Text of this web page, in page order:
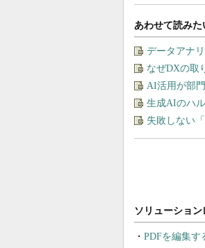
あわせて読みた
データアナ
なぜDXの取
AI活用が部
生成AIのハ
失敗しない
PDFを編集す